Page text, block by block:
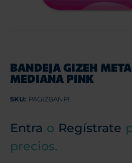
BANDEJA GIZEH
MEDIANA PINK
SKU: PAGIZBANPI
Entra o Regístrate
precios.